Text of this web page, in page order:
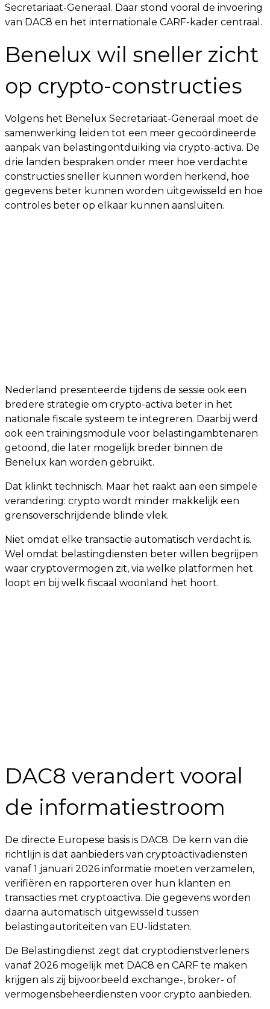
Secretariaat-Generaal. Daar stond vooral de invoering
van DAC8 en het internationale CARF-kader centraal.
Benelux wil sneller zicht
op crypto-constructies
Volgens het Benelux Secretariaat-Generaal moet de
samenwerking leiden tot een meer gecoördineerde
aanpak van belastingontduiking via crypto-activa. De
drie landen bespraken onder meer hoe verdachte
constructies sneller kunnen worden herkend, hoe
gegevens beter kunnen worden uitgewisseld en hoe
controles beter op elkaar kunnen aansluiten.
Nederland presenteerde tijdens de sessie ook een
bredere strategie om crypto-activa beter in het
nationale fiscale systeem te integreren. Daarbij werd
ook een trainingsmodule voor belastingambtenaren
getoond, die later mogelijk breder binnen de
Benelux kan worden gebruikt.
Dat klinkt technisch. Maar het raakt aan een simpele
verandering: crypto wordt minder makkelijk een
grensoverschrijdende blinde vlek.
Niet omdat elke transactie automatisch verdacht is.
Wel omdat belastingdiensten beter willen begrijpen
waar cryptovermogen zit, via welke platformen het
loopt en bij welk fiscaal woonland het hoort.
DAC8 verandert vooral
de informatiestroom
De directe Europese basis is DAC8. De kern van die
richtlijn is dat aanbieders van cryptoactivadiensten
vanaf 1 januari 2026 informatie moeten verzamelen,
verifiëren en rapporteren over hun klanten en
transacties met cryptoactiva. Die gegevens worden
daarna automatisch uitgewisseld tussen
belastingautoriteiten van EU-lidstaten.
De Belastingdienst zegt dat cryptodienstverleners
vanaf 2026 mogelijk met DAC8 en CARF te maken
krijgen als zij bijvoorbeeld exchange-, broker- of
vermogensbeheerdiensten voor crypto aanbieden.